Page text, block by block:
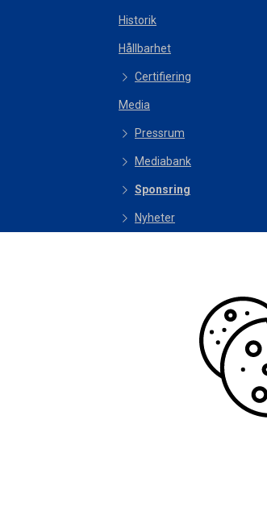
Historik
Hållbarhet
Certifiering
Media
Pressrum
Mediabank
Sponsring
Nyheter